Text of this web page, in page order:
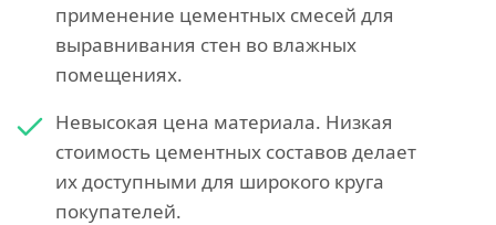
применение цементных смесей для
выравнивания стен во влажных
помещениях.
Невысокая цена материала. Низкая
стоимость цементных составов делает
их доступными для широкого круга
покупателей.